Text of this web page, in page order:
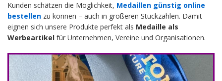
Kunden schätzen die Möglichkeit, Medaillen günstig online
bestellen zu können – auch in größeren Stückzahlen. Damit
eignen sich unsere Produkte perfekt als Medaille als
Werbeartikel für Unternehmen, Vereine und Organisationen.